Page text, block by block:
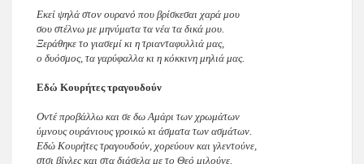
Εκεί ψηλά στον ουρανό που βρίσκεσαι χαρά μου
σου στέλνω με μηνύματα τα νέα τα δικά μου.
Ξεράθηκε το γιασεμί κι η τριανταφυλλιά μας,
ο δυόσμος, τα γαρύφαλλα κι η κόκκινη μηλιά μας.
Εδώ Κουρήτες τραγουδούν
Οντέ προβάλλω και σε δω Αμάρι των χρωμάτων
ύμνους ουράνιους γροικώ κι άσματα των ασμάτων.
Εδώ Κουρήτες τραγουδούν, χορεύουν και γλεντούνε,
στσι βίγλες και στα διάσελα με το Θεό μιλούνε.